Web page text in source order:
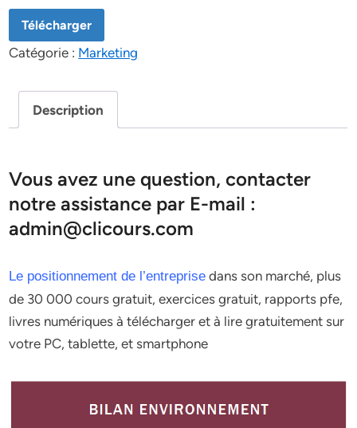
Télécharger
Catégorie : Marketing
Description
Vous avez une question, contacter
notre assistance par E-mail :
admin@clicours.com
Le positionnement de l’entreprise dans son marché, plus
de 30 000 cours gratuit, exercices gratuit, rapports pfe,
livres numériques à télécharger et à lire gratuitement sur
votre PC, tablette, et smartphone